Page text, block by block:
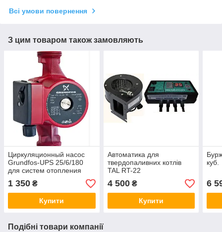
Всі умови повернення
З цим товаром також замовляють
Циркуляционный насос
Grundfos-UPS 25/6/180
для систем отопления
(Сербия)
1 350 ₴
Купити
Автоматика для
твердопаливних котлів
TAL RT-22
4 500₴
Купити
куб.
6
Подібні товари компанії